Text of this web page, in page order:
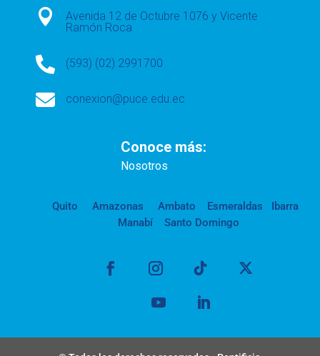

Avenida 12 de Octubre 1076 y Vicente
Ramón Roca
 (593) (02) 2991700
 conexion@puce.edu.ec
Conoce más:
Nosotros
Quito Amazonas Ambato Esmeraldas
Ibarra
Manabí
Santo Domingo